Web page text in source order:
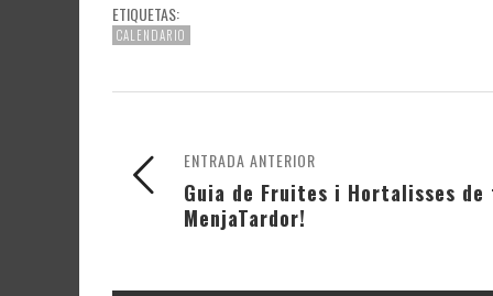
ETIQUETAS:
CALENDARIO
ENTRADA ANTERIOR
Guia de Fruites i Hortalisses
MenjaTardor!